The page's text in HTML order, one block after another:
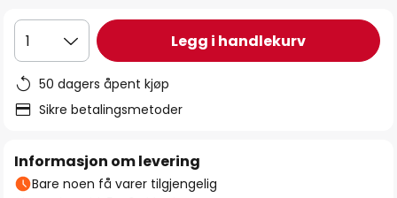
1 Legg i handlekurv
50 dagers åpent kjøp
Sikre betalingsmetoder
Informasjon om levering
Bare noen få varer tilgjengelig